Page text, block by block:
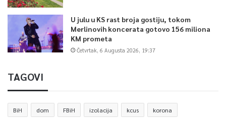
U julu u KS rast broja gostiju, tokom
Merlinovih koncerata gotovo 156 miliona
KM prometa
Četvrtak, 6 Augusta 2026, 19:37
TAGOVI
BiH dom FBiH izolacija kcus korona